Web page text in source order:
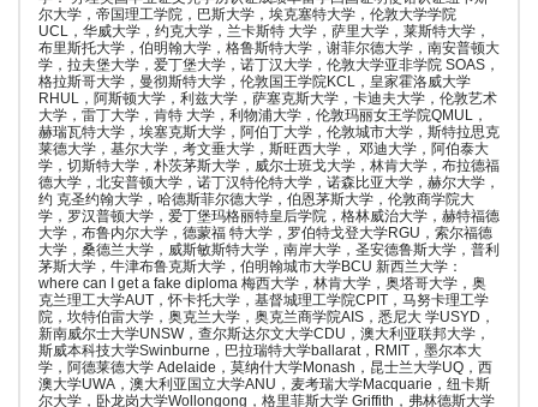
尔大学，帝国理工学院，巴斯大学，埃克塞特大学，伦敦大学学院
UCL，华威大学，约克大学，兰卡斯特 大学，萨里大学，莱斯特大学，
布里斯托大学，伯明翰大学，格鲁斯特大学，谢菲尔德大学，南安普顿大
学，拉夫堡大学，爱丁堡大学，诺丁汉大学，伦敦大学亚非学院 SOAS，
格拉斯哥大学，曼彻斯特大学，伦敦国王学院KCL，皇家霍洛威大学
RHUL，阿斯顿大学，利兹大学，萨塞克斯大学，卡迪夫大学，伦敦艺术
大学，雷丁大学，肯特 大学，利物浦大学，伦敦玛丽女王学院QMUL，
赫瑞瓦特大学，埃塞克斯大学，阿伯丁大学，伦敦城市大学，斯特拉思克
莱德大学，基尔大学，考文垂大学，斯旺西大学， 邓迪大学，阿伯泰大
学，切斯特大学，朴茨茅斯大学，威尔士班戈大学，林肯大学，布拉德福
德大学，北安普顿大学，诺丁汉特伦特大学，诺森比亚大学，赫尔大学，
约 克圣约翰大学，哈德斯菲尔德大学，伯恩茅斯大学，伦敦商学院大
学，罗汉普顿大学，爱丁堡玛格丽特皇后学院，格林威治大学，赫特福德
大学，布鲁内尔大学，德蒙福 特大学，罗伯特戈登大学RGU，索尔福德
大学，桑德兰大学，威斯敏斯特大学，南岸大学，圣安德鲁斯大学，普利
茅斯大学，牛津布鲁克斯大学，伯明翰城市大学BCU 新西兰大学：
where can I get a fake diploma 梅西大学，林肯大学，奥塔哥大学，奥
克兰理工大学AUT，怀卡托大学，基督城理工学院CPIT，马努卡理工学
院，坎特伯雷大学，奥克兰大学，奥克兰商学院AIS，悉尼大 学USYD，
新南威尔士大学UNSW，查尔斯达尔文大学CDU，澳大利亚联邦大学，
斯威本科技大学Swinburne，巴拉瑞特大学ballarat，RMIT，墨尔本大
学，阿德莱德大学 Adelaide，莫纳什大学Monash，昆士兰大学UQ，西
澳大学UWA，澳大利亚国立大学ANU，麦考瑞大学Macquarie，纽卡斯
尔大学，卧龙岗大学Wollongong，格里菲斯大学 Griffith，弗林德斯大学